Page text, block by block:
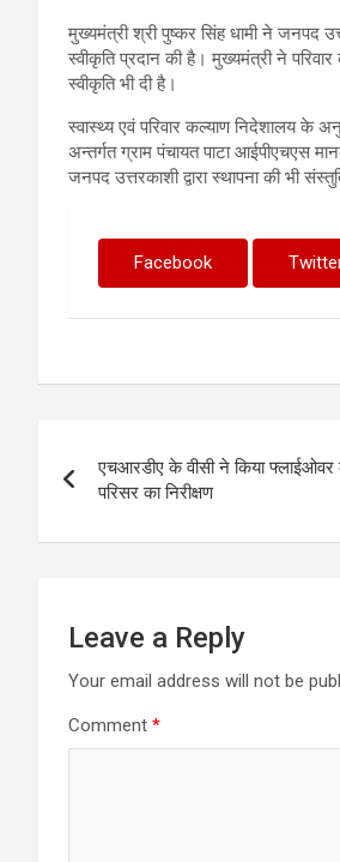
मुख्यमंत्री श्री पुष्कर सिंह धामी ने जनपद
स्वीकृति प्रदान की है। मुख्यमंत्री ने
स्वीकृति भी दी है।
स्वास्थ्य एवं परिवार कल्याण निदेशालय के
अन्तर्गत ग्राम पंचायत पाटा आईपीएचएस
जनपद उत्तरकाशी द्वारा स्थापना की भी
Facebook
navigation
एचआरडीए के वीसी ने किया
परिसर का निरीक्षण
Leave a Reply
Your email address will not be
Comment *